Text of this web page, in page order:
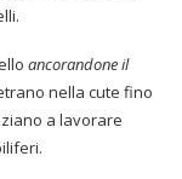
ancorandone il
nella cute fino
a lavorare